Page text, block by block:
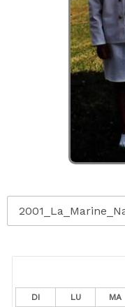
DI LU MA